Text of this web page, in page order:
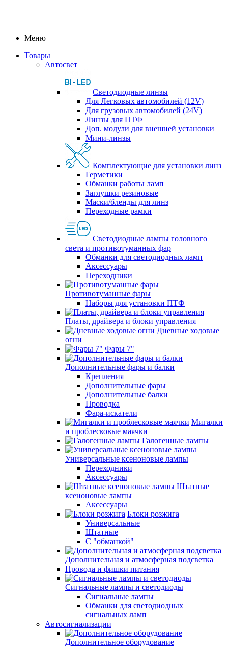
Меню
Товары
Автосвет
Светодиодные линзы
Для Легковых автомобилей (12V)
Для грузовых автомобилей (24V)
Линзы для ПТФ
Доп. модули для внешней установки
Мини-линзы
Комплектующие для установки линз
Герметики
Обманки работы ламп
Заглушки резиновые
Маски/бленды для линз
Переходные рамки
Светодиодные лампы головного
света и противотуманных фар
Обманки для светодиодных ламп
Аксессуары
Переходники
Противотуманные фары
Наборы для установки ПТФ
Платы, драйвера и блоки управления
Дневные ходовые
огни
Фары 7"
Дополнительные фары и балки
Крепления
Дополнительные фары
Дополнительные балки
Проводка
Фара-искатели
Мигалки
и проблесковые маячки
Галогенные лампы
Универсальные ксеноновые лампы
Переходники
Аксессуары
Штатные
ксеноновые лампы
Аксессуары
Блоки розжига
Универсальные
Штатные
С "обманкой"
Дополнительная и атмосферная подсветка
Провода и фишки питания
Cигнальные лампы и светодиоды
Сигнальные лампы
Обманки для светодиодных
сигнальных ламп
Автосигнализации
Дополнительное оборудование